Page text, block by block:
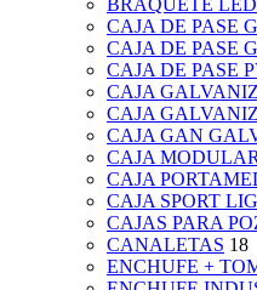
CAJA DE PASE
CAJA DE PASE
CAJA DE PASE
CAJA
CAJA
CAJA GAN
CAJA
CAJA
CAJA SPORT
CAJAS PARA
CANALETAS 18
ENCHUFE +